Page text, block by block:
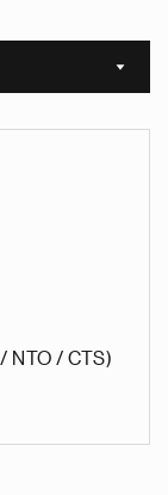
Sort
NTO / CTS)